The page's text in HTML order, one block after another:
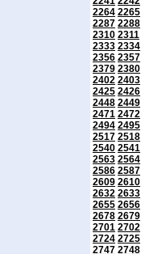
2264 2265
2287 2288
2310 2311
2333 2334
2356 2357
2379 2380
2402 2403
2425 2426
2448 2449
2471 2472
2494 2495
2517 2518
2540 2541
2563 2564
2586 2587
2609 2610
2632 2633
2655 2656
2678 2679
2701 2702
2724 2725
2747 2748